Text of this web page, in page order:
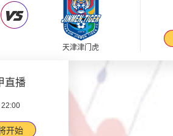
天津津门虎
直播
开始